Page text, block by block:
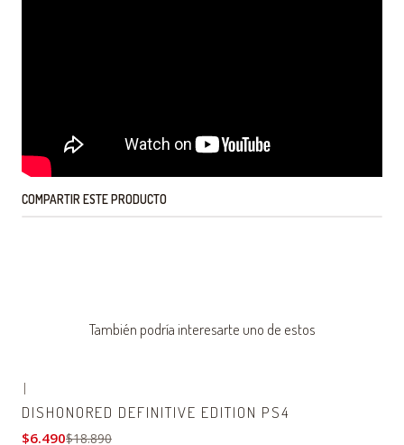
COMPARTIR ESTE PRODUCTO
También podría interesarte uno de estos
|
DISHONORED DEFINITIVE EDITION PS4
$6.490$18.890